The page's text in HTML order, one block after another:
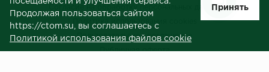
Согласие на обработку персональных данных
Пользовательское соглашение
Публичная оферта
Продолжая пользоваться сайтом
https://ctom.su, вы соглашаетесь с
Политикой использования файлов cookie
Принять